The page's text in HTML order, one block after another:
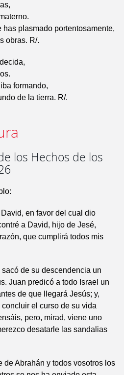
has plasmado portentosamente,
obras. R/.
formando,
de la tierra. R/.
los Hechos de los
en favor del cual dio
a David, hijo de Jesé,
que cumplirá todos mis
de su descendencia un
Juan predicó a todo Israel un
de que llegará Jesús; y,
el curso de su vida
pero, mirad, viene uno
desatarle las sandalias
de Abrahán y todos vosotros los